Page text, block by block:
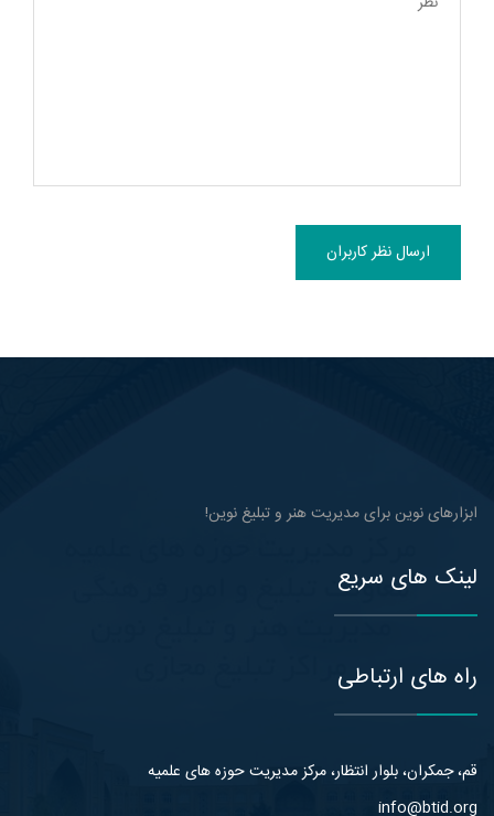
ارسال نظر کاربران
ابزارهای نوین برای مدیریت هنر و تبلیغ نوین!
لینک های سریع
راه های ارتباطی
قم، جمکران، بلوار انتظار، مرکز مدیریت حوزه های علمیه
info@btid.org